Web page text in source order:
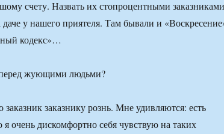
счету. Назвать их стопроцентными заказниками
у нашего приятеля. Там бывали и
кодекс»…
жующими людьми?
заказнику рознь. Мне удивляются: есть
очень дискомфортно себя чувствую на таких